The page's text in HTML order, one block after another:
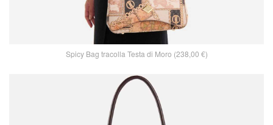
Spicy Bag tracolla Testa di Moro (238,00 €)